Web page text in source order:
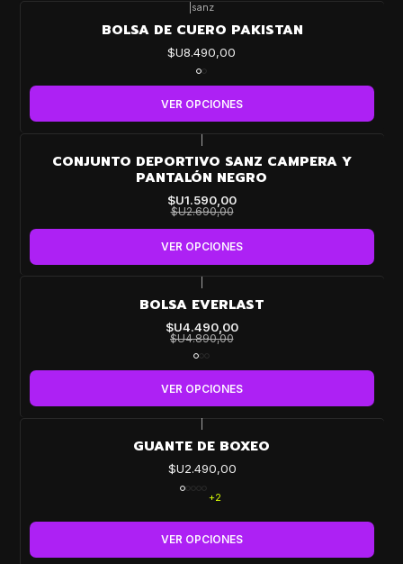
sanz
BOLSA DE CUERO PAKISTAN
$U8.490,00
VER OPCIONES
-41%
OFFCONJUNTO DEPORTIVO SANZ CAMPERA Y
PANTALÓN NEGRO
$U1.590,00
$U2.690,00
VER OPCIONES
BOLSA EVERLAST
$U4.490,00
$U4.890,00
VER OPCIONES
GUANTE DE BOXEO
$U2.490,00
+2
VER OPCIONES